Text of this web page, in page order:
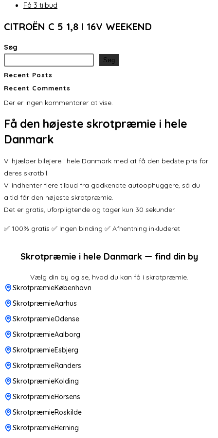
Få 3 tilbud
CITROËN C 5 1,8 I 16V WEEKEND
Søg
Søg
Recent Posts
Recent Comments
Der er ingen kommentarer at vise.
Få den højeste skrotpræmie i hele
Danmark
Vi hjælper bilejere i hele Danmark med at få den bedste pris for
deres skrotbil.
Vi indhenter flere tilbud fra godkendte autoophuggere, så du
altid får den højeste skrotpræmie.
Det er gratis, uforpligtende og tager kun 30 sekunder.
✅ 100% gratis ✅ Ingen binding ✅ Afhentning inkluderet
Skrotpræmie i hele Danmark — find din by
Vælg din by og se, hvad du kan få i skrotpræmie.
SkrotpræmieKøbenhavn
SkrotpræmieAarhus
SkrotpræmieOdense
SkrotpræmieAalborg
SkrotpræmieEsbjerg
SkrotpræmieRanders
SkrotpræmieKolding
SkrotpræmieHorsens
SkrotpræmieRoskilde
SkrotpræmieHerning